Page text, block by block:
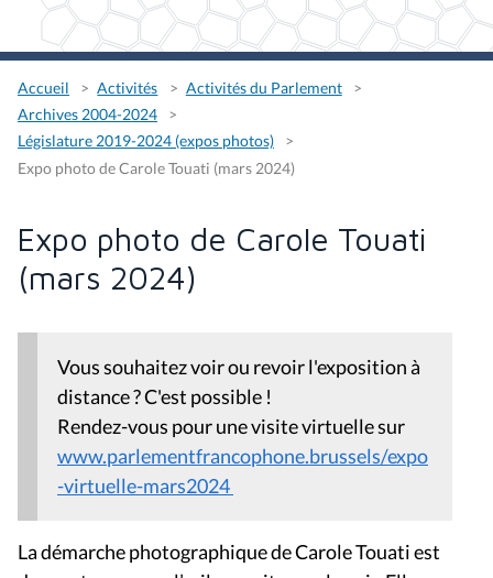
Accueil Activités
Activités du Parlement
Archives 2004-2024
Législature 2019-2024 (expos photos)
Expo photo de Carole Touati (mars 2024)
Expo photo de Carole Touati
(mars 2024)
Vous souhaitez voir ou revoir l'exposition à
distance ? C'est possible !
Rendez-vous pour une visite virtuelle sur
www.parlementfrancophone.brussels/expo
-virtuelle-mars2024
La démarche photographique de Carole Touati est